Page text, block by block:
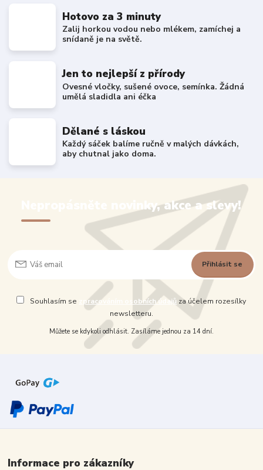
Hotovo za 3 minuty
Zalij horkou vodou nebo mlékem, zamíchej a
snídaně je na světě.
Jen to nejlepší z přírody
Ovesné vločky, sušené ovoce, semínka. Žádná
umělá sladidla ani éčka
Dělané s láskou
Každý sáček balíme ručně v malých dávkách,
aby chutnal jako doma.
Nepropásněte novinky, akce a slevy!
Přihlásit se
Souhlasím se zpracováním osobních údajů za účelem rozesílky
newsletteru.
Můžete se kdykoli odhlásit. Zasíláme jednou za 14 dní.
Informace pro zákazníky